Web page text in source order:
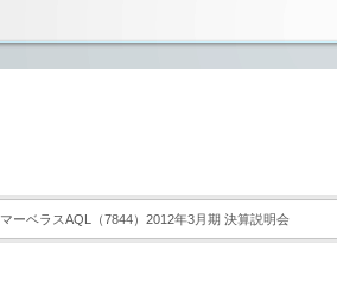
マーベラスAQL（7844）2012年3月期 決算説明会